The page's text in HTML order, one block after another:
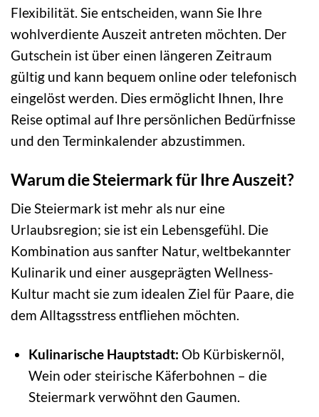
Flexibilität. Sie entscheiden, wann Sie Ihre
wohlverdiente Auszeit antreten möchten. Der
Gutschein ist über einen längeren Zeitraum
gültig und kann bequem online oder telefonisch
eingelöst werden. Dies ermöglicht Ihnen, Ihre
Reise optimal auf Ihre persönlichen Bedürfnisse
und den Terminkalender abzustimmen.
Warum die Steiermark für Ihre Auszeit?
Die Steiermark ist mehr als nur eine
Urlaubsregion; sie ist ein Lebensgefühl. Die
Kombination aus sanfter Natur, weltbekannter
Kulinarik und einer ausgeprägten Wellness-
Kultur macht sie zum idealen Ziel für Paare, die
dem Alltagsstress entfliehen möchten.
Kulinarische Hauptstadt: Ob Kürbiskernöl,
Wein oder steirische Käferbohnen – die
Steiermark verwöhnt den Gaumen.